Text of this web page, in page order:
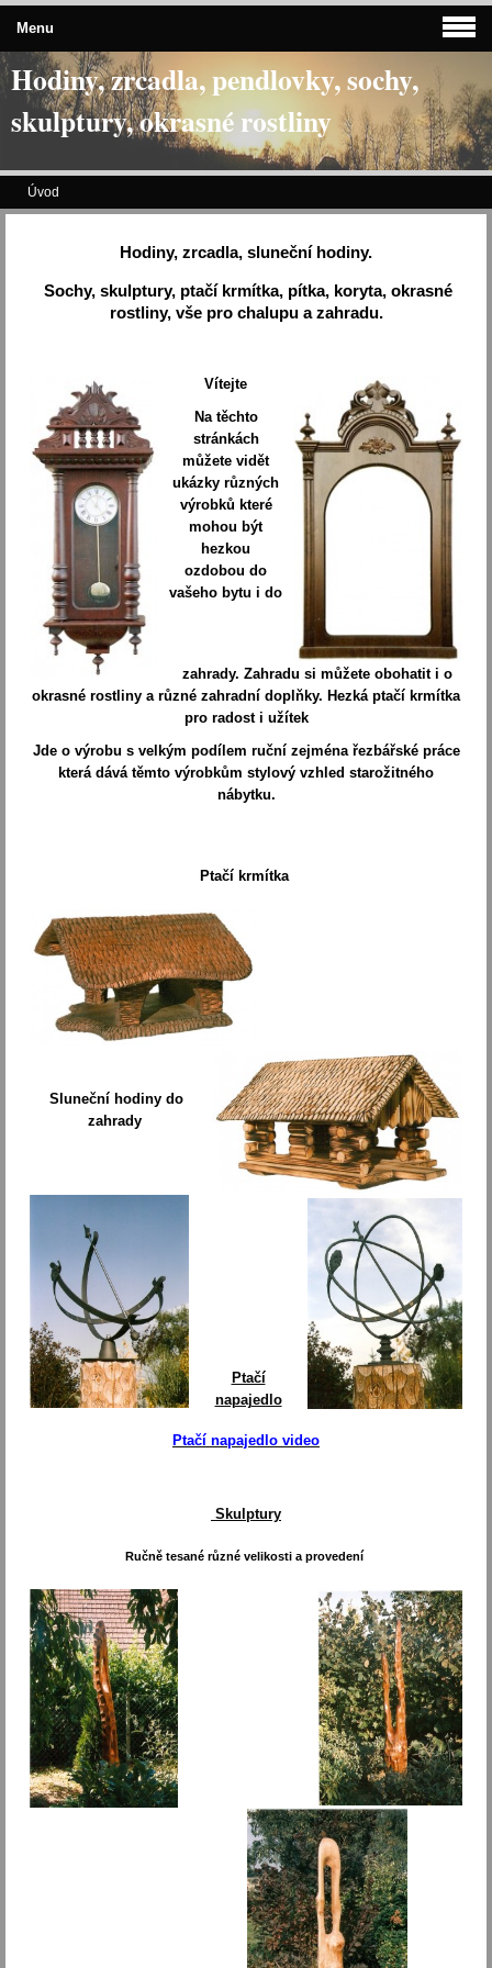
Hodiny, zrcadla, pendlovky, sochy,
skulptury, okrasné rostliny
Úvod
Hodiny, zrcadla, sluneční hodiny.
Sochy, skulptury, ptačí krmítka, pítka, koryta, okrasné
rostliny, vše pro chalupu a zahradu.
Vítejte
Na těchto
stránkách
můžete vidět
ukázky různých
výrobků které
mohou být
hezkou
ozdobou do
vašeho bytu i do
zahrady. Zahradu si můžete obohatit i o
okrasné rostliny a různé zahradní doplňky. Hezká ptačí krmítka
pro radost i užítek
Jde o výrobu s velkým podílem ruční zejména řezbářské práce
která dává těmto výrobkům stylový vzhled starožitného
nábytku.
Ptačí krmítka
Sluneční hodiny do
zahrady
Ptačí
napajedlo
Ptačí napajedlo video
Skulptury
Ručně tesané různé velikosti a provedení
Menu